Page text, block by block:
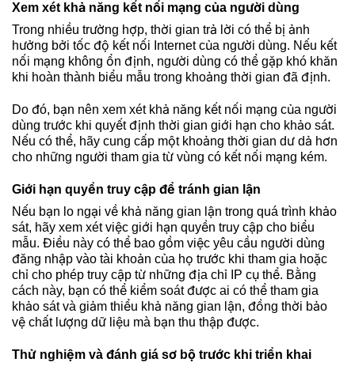
Xem xét khả năng kết nối mạng của người dùng
Trong nhiều trường hợp, thời gian trả lời có thể bị ảnh
hưởng bởi tốc độ kết nối Internet của người dùng. Nếu kết
nối mạng không ổn định, người dùng có thể gặp khó khăn
khi hoàn thành biểu mẫu trong khoảng thời gian đã định.
Do đó, bạn nên xem xét khả năng kết nối mạng của người
dùng trước khi quyết định thời gian giới hạn cho khảo sát.
Nếu có thể, hãy cung cấp một khoảng thời gian dư dả hơn
cho những người tham gia từ vùng có kết nối mạng kém.
Giới hạn quyền truy cập để tránh gian lận
Nếu bạn lo ngại về khả năng gian lận trong quá trình khảo
sát, hãy xem xét việc giới hạn quyền truy cập cho biểu
mẫu. Điều này có thể bao gồm việc yêu cầu người dùng
đăng nhập vào tài khoản của họ trước khi tham gia hoặc
chỉ cho phép truy cập từ những địa chỉ IP cụ thể. Bằng
cách này, bạn có thể kiểm soát được ai có thể tham gia
khảo sát và giảm thiểu khả năng gian lận, đồng thời bảo
vệ chất lượng dữ liệu mà bạn thu thập được.
Thử nghiệm và đánh giá sơ bộ trước khi triển khai